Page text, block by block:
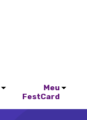
Meu
FestCard